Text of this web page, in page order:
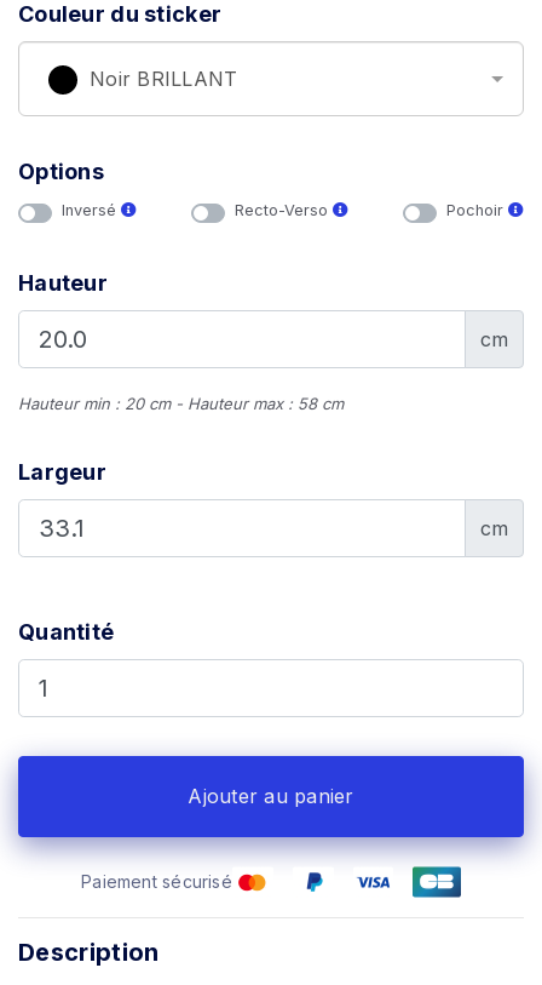
Couleur du sticker
Noir BRILLANT
Options
Inversé Recto-Verso Pochoir
Hauteur
cm
Hauteur min : 20 cm - Hauteur max : 58 cm
Largeur
cm
Quantité
Ajouter au panier
Paiement sécurisé
Description